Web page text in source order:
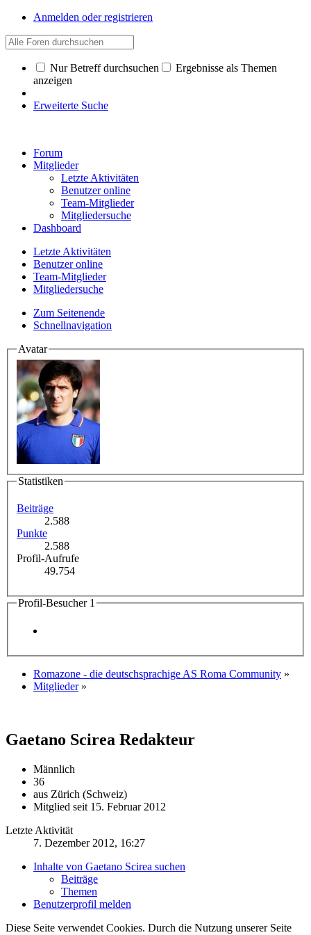
Anmelden oder registrieren
Nur Betreff durchsuchen
Ergebnisse als Themen
anzeigen
Erweiterte Suche
Forum
Mitglieder
Letzte Aktivitäten
Benutzer online
Team-Mitglieder
Mitgliedersuche
Dashboard
Letzte Aktivitäten
Benutzer online
Team-Mitglieder
Mitgliedersuche
Zum Seitenende
Schnellnavigation
Avatar
Statistiken
Beiträge
2.588
Punkte
2.588
Profil-Aufrufe
49.754
Profil-Besucher 1
Romazone - die deutschsprachige AS Roma Community »
Mitglieder »
Gaetano Scirea Redakteur
Männlich
36
aus Zürich (Schweiz)
Mitglied seit 15. Februar 2012
Letzte Aktivität
7. Dezember 2012, 16:27
Inhalte von Gaetano Scirea suchen
Beiträge
Themen
Benutzerprofil melden
Diese Seite verwendet Cookies. Durch die Nutzung unserer Seite